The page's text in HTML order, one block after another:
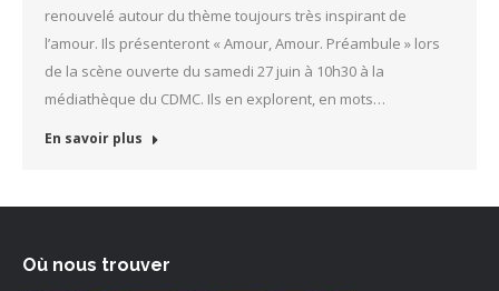
renouvelé autour du thème toujours très inspirant de
l’amour. Ils présenteront « Amour, Amour. Préambule » lors
de la scène ouverte du samedi 27 juin à 10h30 à la
médiathèque du CDMC. Ils en explorent, en mots…
En savoir plus
Où nous trouver